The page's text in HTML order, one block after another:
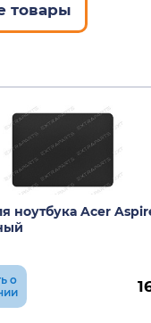
товары
ноутбука Acer
о